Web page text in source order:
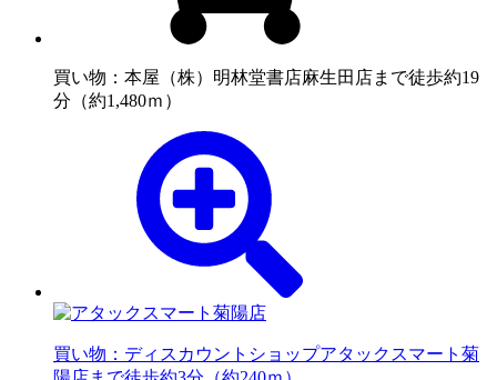
買い物：本屋 （株）明林堂書店麻生田店まで徒歩約19
分（約1,480ｍ）
買い物：ディスカウントショップアタックスマート菊